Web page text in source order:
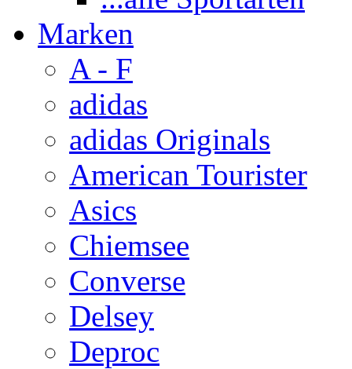
Marken
A - F
adidas
adidas Originals
American Tourister
Asics
Chiemsee
Converse
Delsey
Deproc